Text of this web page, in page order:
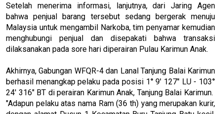
Setelah menerima informasi, lanjutnya, dari Jaring Agen
bahwa penjual barang tersebut sedang bergerak menuju
Malaysia untuk mengambil Narkoba, tim penyamar kemudian
menghubungi penjual dan disepakati bahwa transaksi
dilaksanakan pada sore hari diperairan Pulau Karimun Anak.
Akhirnya, Gabungan WFQR-4 dan Lanal Tanjung Balai Karimun
berhasil menangkap pelaku pada posisi 1° 9' 127" LU - 103°
24' 316" BT di perairan Karimun Anak, Tanjung Balai Karimun.
"Adapun pelaku atas nama Ram (36 th) yang merupakan kurir,